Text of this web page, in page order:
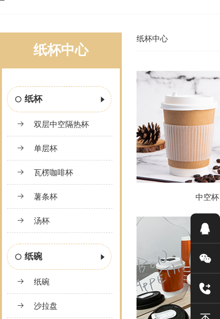
纸杯中心
纸杯
双层中空隔热杯
单层杯
瓦楞咖啡杯
薯条杯
汤杯
纸碗
纸碗
沙拉盘
纸杯中心
中空杯